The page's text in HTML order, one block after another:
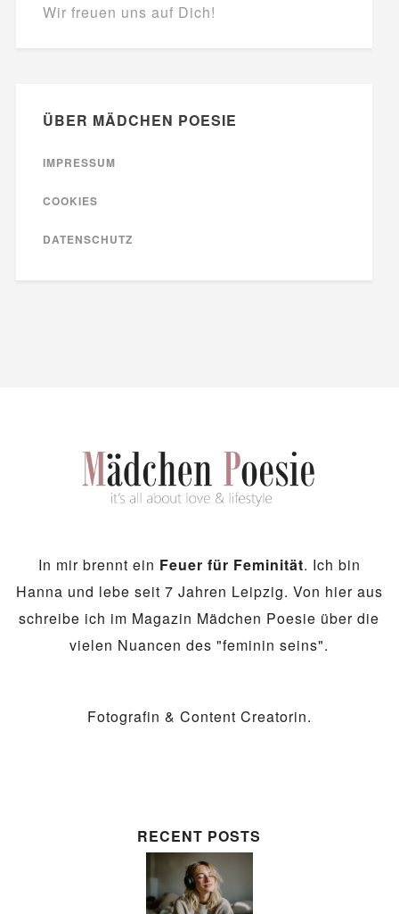
Wir freuen uns auf Dich!
ÜBER MÄDCHEN POESIE
IMPRESSUM
COOKIES
DATENSCHUTZ
In mir brennt ein Feuer für Feminität. Ich bin
Hanna und lebe seit 7 Jahren Leipzig. Von hier aus
schreibe ich im Magazin Mädchen Poesie über die
vielen Nuancen des "feminin seins".
Fotografin & Content Creatorin.
RECENT POSTS